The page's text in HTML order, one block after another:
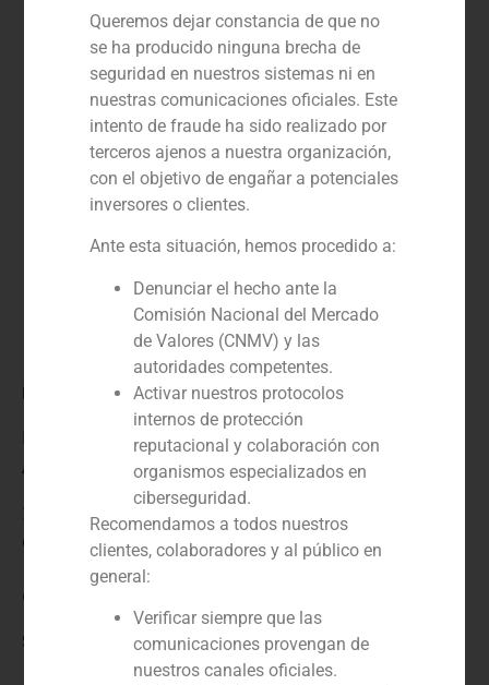
Rol:
Financial Advisor to the buyer
Año:
2021
Cliente:
Constructel (Goldman Sachs); Iberis Greytech II Fund
Servicio / Sector
Queremos dejar constancia de que no
se ha producido ninguna brecha de
seguridad en nuestros sistemas ni en
nuestras comunicaciones oficiales. Este
intento de fraude ha sido realizado por
terceros ajenos a nuestra organización,
con el objetivo de engañar a potenciales
inversores o clientes.
Ante esta situación, hemos procedido a:
Denunciar el hecho ante la
Comisión Nacional del Mercado
de Valores (CNMV) y las
autoridades competentes.
Activar nuestros protocolos
internos de protección
reputacional y colaboración con
organismos especializados en
ciberseguridad.
Recomendamos a todos nuestros
clientes, colaboradores y al público en
general:
Verificar siempre que las
comunicaciones provengan de
nuestros canales oficiales.